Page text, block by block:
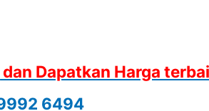
Dapatkan Harga
6494